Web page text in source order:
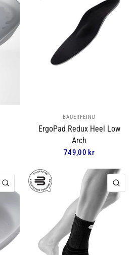
BAUERFEIND
ErgoPad Redux Heel Low
Arch
749,00 kr
HURTIGVISNING